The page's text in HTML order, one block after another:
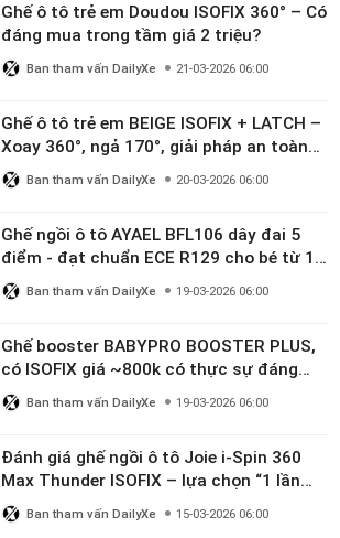
Ghế ô tô trẻ em Doudou ISOFIX 360° – Có
đáng mua trong tầm giá 2 triệu?
Ban tham vấn DailyXe 21-03-2026 06:00
Ghế ô tô trẻ em BEIGE ISOFIX + LATCH –
Xoay 360°, ngả 170°, giải pháp an toàn
linh hoạt cho bé 0–10 tuổi
Ban tham vấn DailyXe 20-03-2026 06:00
Ghế ngồi ô tô AYAEL BFL106 dây đai 5
điểm - đạt chuẩn ECE R129 cho bé từ 1–
10 tuổi
Ban tham vấn DailyXe 19-03-2026 06:00
Ghế booster BABYPRO BOOSTER PLUS,
có ISOFIX giá ~800k có thực sự đáng
mua?
Ban tham vấn DailyXe 19-03-2026 06:00
Đánh giá ghế ngồi ô tô Joie i-Spin 360
Max Thunder ISOFIX – lựa chọn “1 lần
dùng đến 12 năm” có đáng giá gần 9
triệu?
Ban tham vấn DailyXe 15-03-2026 06:00